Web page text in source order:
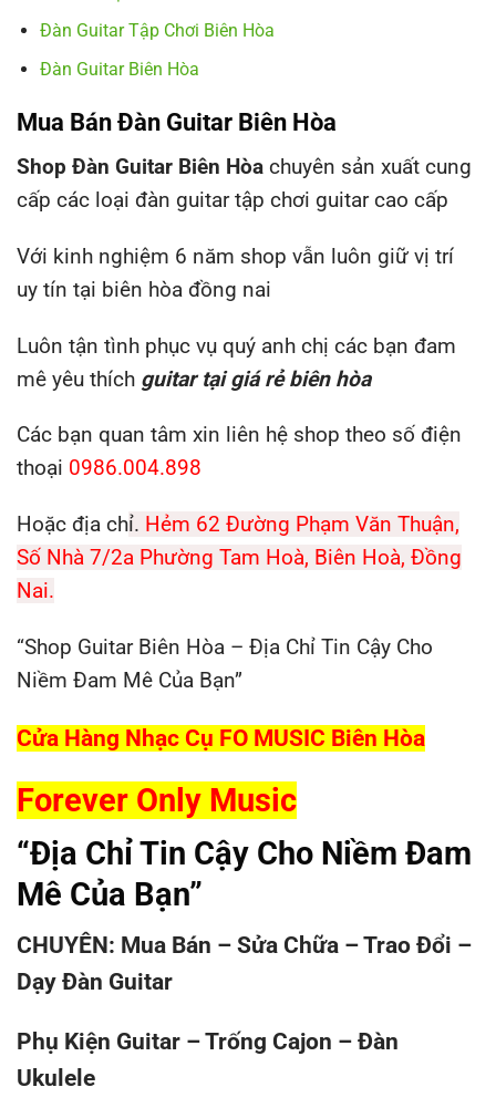
Đàn Guitar Tập Chơi Biên Hòa
Đàn Guitar Biên Hòa
Mua Bán Đàn Guitar Biên Hòa
Shop Đàn Guitar Biên Hòa chuyên sản xuất cung
cấp các loại đàn guitar tập chơi guitar cao cấp
Với kinh nghiệm 6 năm shop vẫn luôn giữ vị trí
uy tín tại biên hòa đồng nai
Luôn tận tình phục vụ quý anh chị các bạn đam
mê yêu thích guitar tại giá rẻ biên hòa
Các bạn quan tâm xin liên hệ shop theo số điện
thoại 0986.004.898
Hoặc địa chỉ. Hẻm 62 Đường Phạm Văn Thuận,
Số Nhà 7/2a Phường Tam Hoà, Biên Hoà, Đồng
Nai.
“Shop Guitar Biên Hòa – Địa Chỉ Tin Cậy Cho
Niềm Đam Mê Của Bạn”
Cửa Hàng Nhạc Cụ FO MUSIC Biên Hòa
Forever Only Music
“Địa Chỉ Tin Cậy Cho Niềm Đam
Mê Của Bạn”
CHUYÊN: Mua Bán – Sửa Chữa – Trao Đổi –
Dạy Đàn Guitar
Phụ Kiện Guitar – Trống Cajon – Đàn
Ukulele